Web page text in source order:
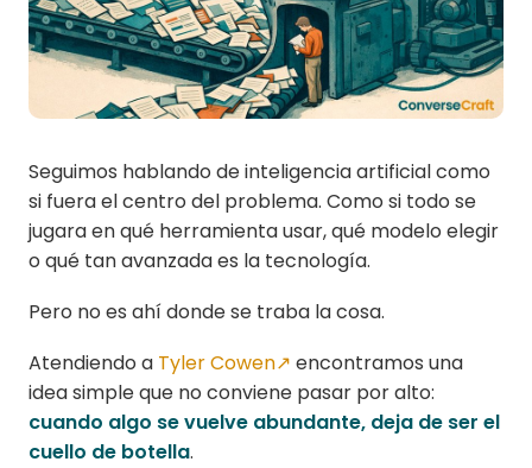
Seguimos hablando de inteligencia artificial como
si fuera el centro del problema. Como si todo se
jugara en qué herramienta usar, qué modelo elegir
o qué tan avanzada es la tecnología.
Pero no es ahí donde se traba la cosa.
Atendiendo a Tyler Cowen↗ encontramos una
idea simple que no conviene pasar por alto:
cuando algo se vuelve abundante, deja de ser el
cuello de botella.